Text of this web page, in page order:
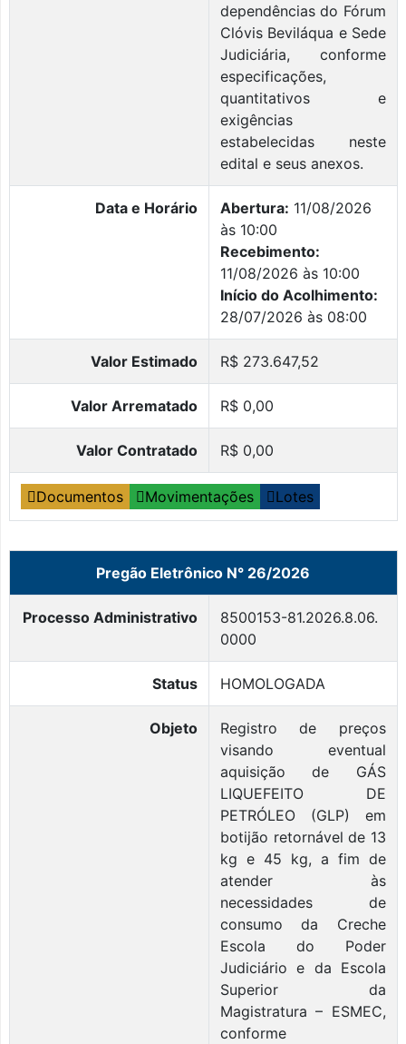
dependências do Fórum
Clóvis Beviláqua e Sede
Judiciária, conforme
especificações,
quantitativos e
exigências
estabelecidas neste
edital e seus anexos.
Data e Horário Abertura: 11/08/2026
às 10:00
Recebimento:
11/08/2026 às 10:00
Início do Acolhimento:
28/07/2026 às 08:00
Valor Estimado R$ 273.647,52
Valor Arrematado R$ 0,00
Valor Contratado R$ 0,00
Documentos Movimentações Lotes
Pregão Eletrônico N° 26/2026
Processo Administrativo
8500153-81.2026.8.06.
0000
Status HOMOLOGADA
Objeto
Registro de preços
visando eventual
aquisição de GÁS
LIQUEFEITO DE
PETRÓLEO (GLP) em
botijão retornável de 13
kg e 45 kg, a fim de
atender às
necessidades de
consumo da Creche
Escola do Poder
Judiciário e da Escola
Superior da
Magistratura – ESMEC,
conforme